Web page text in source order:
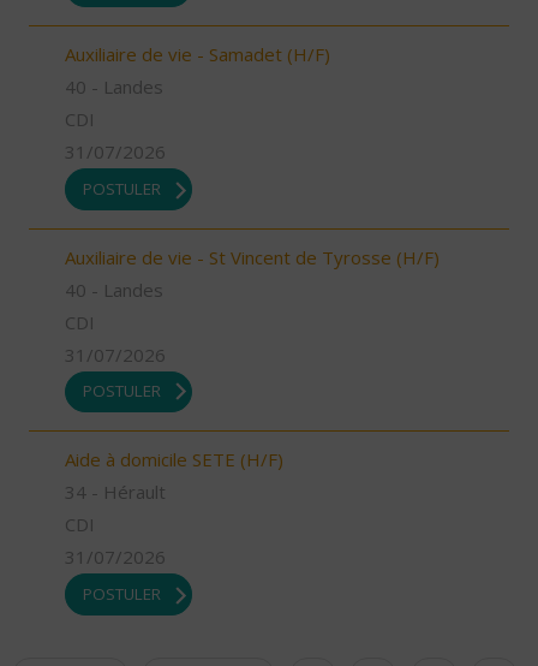
Auxiliaire de vie - Samadet (H/F)
40 - Landes
CDI
31/07/2026
POSTULER
Auxiliaire de vie - St Vincent de Tyrosse (H/F)
40 - Landes
CDI
31/07/2026
POSTULER
Aide à domicile SETE (H/F)
34 - Hérault
CDI
31/07/2026
POSTULER